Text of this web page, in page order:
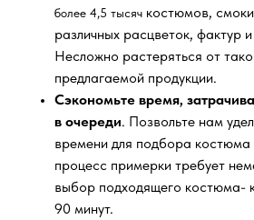
более 4,5 тысяч костюмов,
различных расцветок, фактур
Несложно растеряться от
предлагаемой продукции.
Сэкономьте время,
в очереди. Позвольте нам
времени для подбора
процесс примерки требует
выбор подходящего костюма-
90 минут.